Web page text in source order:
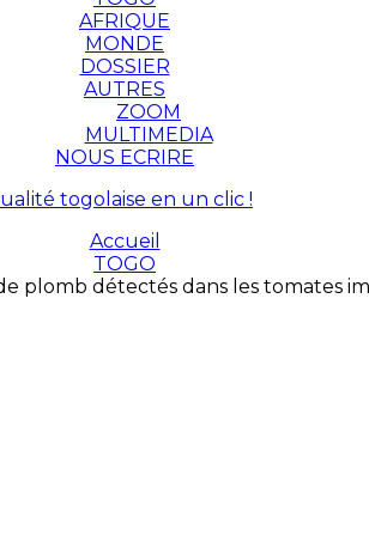
AFRIQUE
MONDE
DOSSIER
AUTRES
ZOOM
MULTIMEDIA
NOUS ECRIRE
Accueil
TOGO
plomb détectés dans les tomates